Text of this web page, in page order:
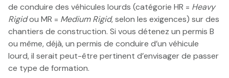
de conduire des véhicules lourds (catégorie HR = Heavy
Rigidou MR = Medium Rigid, selon les exigences) sur des
chantiers de construction. Si vous détenez un permis B
ou même, déjà, un permis de conduire d’un véhicule
lourd, il serait peut-être pertinent d’envisager de passer
ce type de formation.